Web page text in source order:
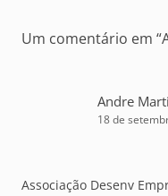
Um comentário em “
Andre
18 de
Associação Desenv